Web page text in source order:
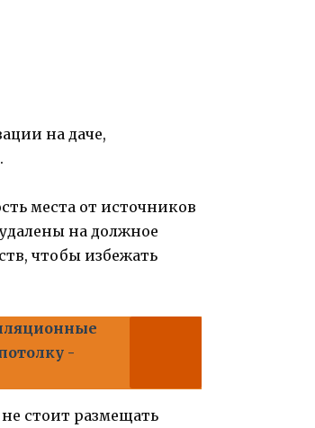
на даче,
места от источников
на должное
чтобы избежать
-
стоит размещать